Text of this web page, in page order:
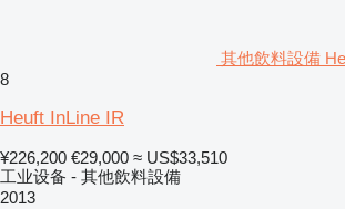
其他飲料設備
8
Heuft InLine IR
¥226,200 €29,000 ≈ US$33,510
工业设备 - 其他飲料設備
2013